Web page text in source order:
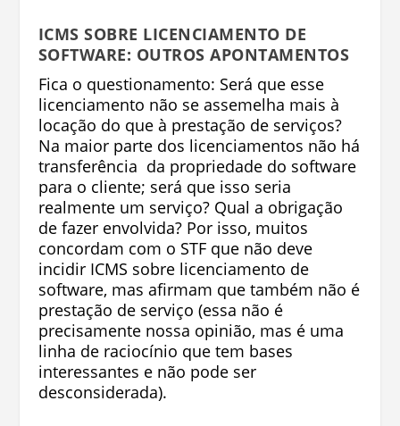
ICMS SOBRE LICENCIAMENTO DE
SOFTWARE: OUTROS APONTAMENTOS
Fica o questionamento: Será que esse
licenciamento não se assemelha mais à
locação do que à prestação de serviços?
Na maior parte dos licenciamentos não há
transferência da propriedade do software
para o cliente; será que isso seria
realmente um serviço? Qual a obrigação
de fazer envolvida? Por isso, muitos
concordam com o STF que não deve
incidir ICMS sobre licenciamento de
software, mas afirmam que também não é
prestação de serviço (essa não é
precisamente nossa opinião, mas é uma
linha de raciocínio que tem bases
interessantes e não pode ser
desconsiderada).